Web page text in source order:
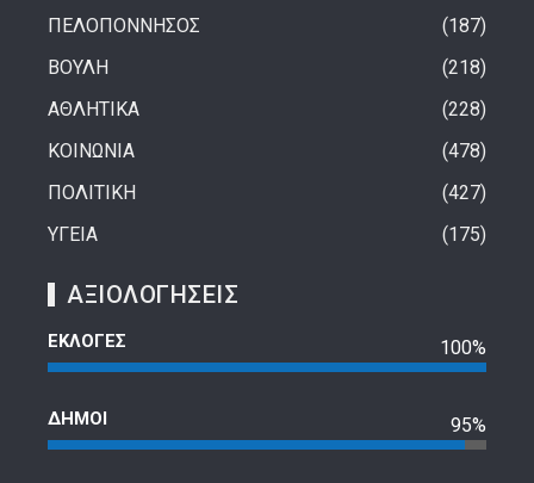
ΠΕΛΟΠΟΝΝΗΣΟΣ
187
ΒΟΥΛΗ
218
ΑΘΛΗΤΙΚΑ
228
ΚΟΙΝΩΝΙΑ
478
ΠΟΛΙΤΙΚΗ
427
ΥΓΕΙΑ
175
ΑΞΙΟΛΟΓΗΣΕΙΣ
ΕΚΛΟΓΕΣ 100%
ΔΗΜΟΙ 95%